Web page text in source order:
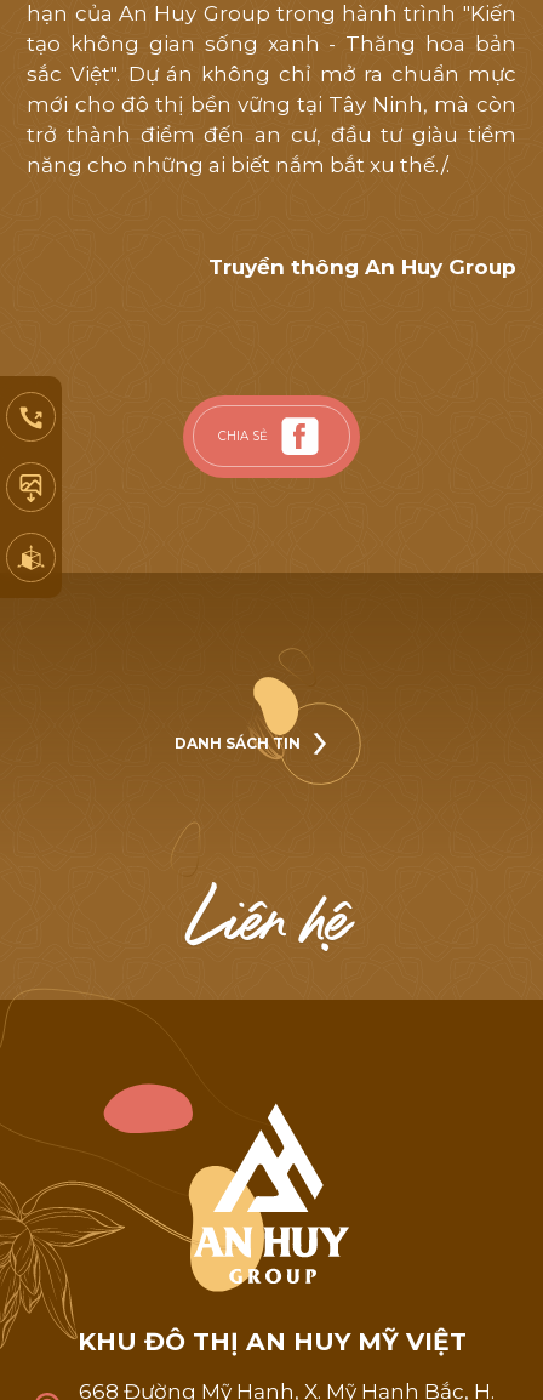
hạn của An Huy Group trong hành trình "Kiến
tạo không gian sống xanh - Thăng hoa bản
sắc Việt". Dự án không chỉ mở ra chuẩn mực
mới cho đô thị bền vững tại Tây Ninh, mà còn
trở thành điểm đến an cư, đầu tư giàu tiềm
năng cho những ai biết nắm bắt xu thế./.
Truyền thông An Huy Group
CHIA SẺ
DANH SÁCH TIN
DANH SÁCH TIN
Liênhệ
KHU ĐÔ THỊ AN HUY MỸ VIỆT
668 Đường Mỹ Hạnh, X. Mỹ Hạnh Bắc, H.